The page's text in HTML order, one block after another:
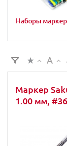
Наборы
Маркер
1.00 мм,